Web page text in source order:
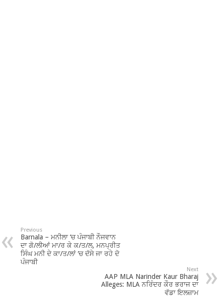
Previous
Barnala – ਮਨੀਲਾ ‘ਚ ਪੰਜਾਬੀ ਨੌਜਵਾਨ
ਦਾ ਗੋ/ਲੀਆਂ ਮਾ/ਰ ਕੇ ਕ/ਤ/ਲ, ਮਨਪ੍ਰੀਤ
ਸਿੰਘ ਮਨੀ ਦੇ ਕਾ/ਤ/ਲਾਂ ‘ਚ ਦੱਸੇ ਜਾ ਰਹੇ ਦੋ
ਪੰਜਾਬੀ
Next
AAP MLA Narinder Kaur Bharaj
Alleges: MLA ਨਰਿੰਦਰ ਕੌਰ ਭਰਾਜ ਦਾ
ਵੱਡਾ ਇਲਜ਼ਾਮ